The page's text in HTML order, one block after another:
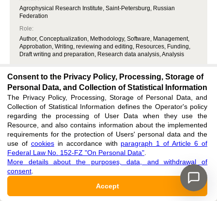
Agrophysical Research Institute, Saint-Petersburg, Russian
Federation
Role:
Author, Conceptualization, Methodology, Software, Management,
Approbation, Writing, reviewing and editing, Resources, Funding,
Draft writing and preparation, Research data analysis, Analysis
866154
RESEARCHER ID:
P-9213-2017
Gasieva Zalina Anatolevna
Affiliation
Agrophysical Research Institute, Saint-Petersburg, Russian
Federation
Author, Methodology, Approbation, Analysis
Consent to the Privacy Policy, Processing, Storage of
Personal Data, and Collection of Statistical Information
The Privacy Policy, Processing, Storage of Personal Data, and
Collection of Statistical Information defines the Operator's policy
regarding the processing of User Data when they use the
Resource, and also contains information about the implemented
requirements for the protection of Users' personal data and the
use of cookiesin accordance with paragraph 1 of Article 6 of
Federal Law No. 152-FZ "On Personal Data"
More details about the purposes, data, and withdrawal of
consent
Accept